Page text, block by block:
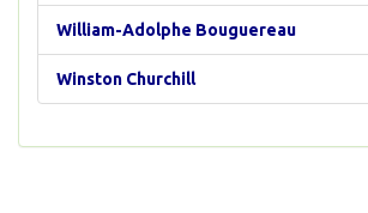
William-Adolphe Bouguereau
Winston Churchill